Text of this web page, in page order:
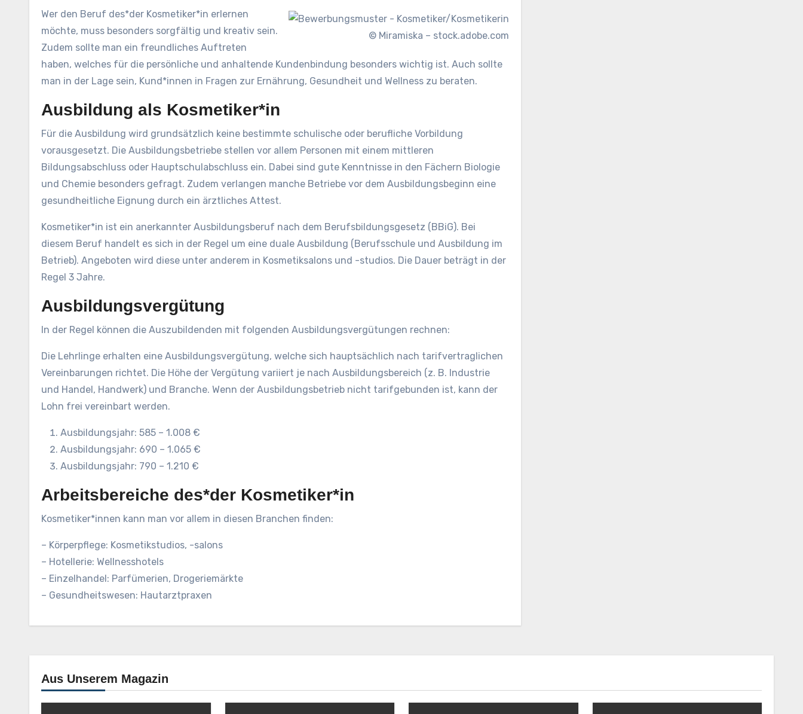
© Miramiska – stock.adobe.com
Wer den Beruf des*der Kosmetiker*in erlernen
möchte, muss besonders sorgfältig und kreativ sein.
Zudem sollte man ein freundliches Auftreten
haben, welches für die persönliche und anhaltende Kundenbindung besonders wichtig ist. Auch sollte
man in der Lage sein, Kund*innen in Fragen zur Ernährung, Gesundheit und Wellness zu beraten.
Ausbildung als Kosmetiker*in
Für die Ausbildung wird grundsätzlich keine bestimmte schulische oder berufliche Vorbildung
vorausgesetzt. Die Ausbildungsbetriebe stellen vor allem Personen mit einem mittleren
Bildungsabschluss oder Hauptschulabschluss ein. Dabei sind gute Kenntnisse in den Fächern Biologie
und Chemie besonders gefragt. Zudem verlangen manche Betriebe vor dem Ausbildungsbeginn eine
gesundheitliche Eignung durch ein ärztliches Attest.
Kosmetiker*in ist ein anerkannter Ausbildungsberuf nach dem Berufsbildungsgesetz (BBiG). Bei
diesem Beruf handelt es sich in der Regel um eine duale Ausbildung (Berufsschule und Ausbildung im
Betrieb). Angeboten wird diese unter anderem in Kosmetiksalons und -studios. Die Dauer beträgt in der
Regel 3 Jahre.
Ausbildungsvergütung
In der Regel können die Auszubildenden mit folgenden Ausbildungsvergütungen rechnen:
Die Lehrlinge erhalten eine Ausbildungsvergütung, welche sich hauptsächlich nach tarifvertraglichen
Vereinbarungen richtet. Die Höhe der Vergütung variiert je nach Ausbildungsbereich (z. B. Industrie
und Handel, Handwerk) und Branche. Wenn der Ausbildungsbetrieb nicht tarifgebunden ist, kann der
Lohn frei vereinbart werden.
Ausbildungsjahr: 585 – 1.008 €
Ausbildungsjahr: 690 – 1.065 €
Ausbildungsjahr: 790 – 1.210 €
Arbeitsbereiche des*der Kosmetiker*in
Kosmetiker*innen kann man vor allem in diesen Branchen finden:
– Körperpflege: Kosmetikstudios, -salons
– Hotellerie: Wellnesshotels
– Einzelhandel: Parfümerien, Drogeriemärkte
– Gesundheitswesen: Hautarztpraxen
Aus Unserem Magazin